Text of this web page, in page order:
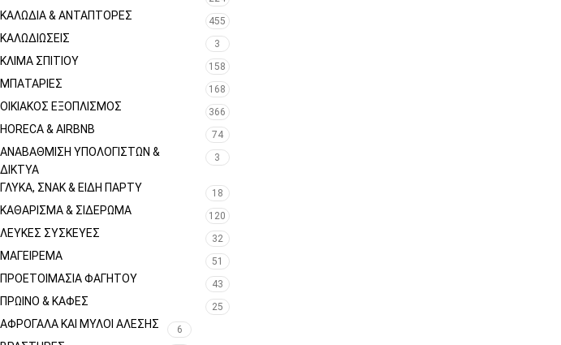
ΚΑΛΏΔΙΑ & ΑΝΤΆΠΤΟΡΕΣ 455
ΚΑΛΩΔΙΏΣΕΙΣ 3
ΚΛΊΜΑ ΣΠΙΤΙΟΎ 158
ΜΠΑΤΑΡΊΕΣ 168
ΟΙΚΙΑΚΌΣ ΕΞΟΠΛΙΣΜΌΣ 366
HORECA & AIRBNB 74
ΑΝΑΒΆΘΜΙΣΗ ΥΠΟΛΟΓΙΣΤΏΝ &
ΔΊΚΤΥΑ
3
ΓΛΥΚΆ, ΣΝΑΚ & ΕΊΔΗ ΠΆΡΤΥ 18
ΚΑΘΆΡΙΣΜΑ & ΣΙΔΈΡΩΜΑ 120
ΛΕΥΚΈΣ ΣΥΣΚΕΥΈΣ 32
ΜΑΓΕΊΡΕΜΑ 51
ΠΡΟΕΤΟΙΜΑΣΊΑ ΦΑΓΗΤΟΎ 43
ΠΡΩΙΝΌ & ΚΑΦΈΣ 25
ΑΦΡΌΓΑΛΑ ΚΑΙ ΜΎΛΟΙ ΆΛΕΣΗΣ 6